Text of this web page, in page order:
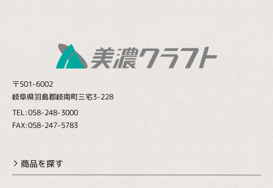
〒501-6002
岐阜県羽島郡岐南町三宅3-228
TEL:058-248-3000
FAX:058-247-5783
商品を探す